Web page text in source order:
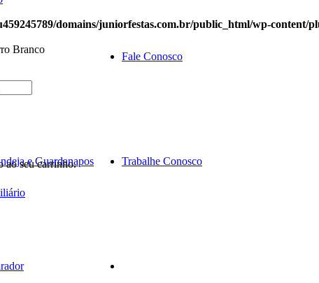
ao seu carrinho.
e Guardanapos
Fale Conosco
Trabalhe Conosco
domains/juniorfestas.com.br/public_html/wp-content/
Branco